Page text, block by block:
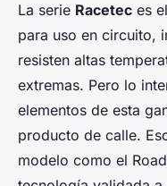
La serie Racetec es
para uso en circuito,
resisten altas
extremas. Pero lo
elementos de esta
producto de calle.
modelo como el